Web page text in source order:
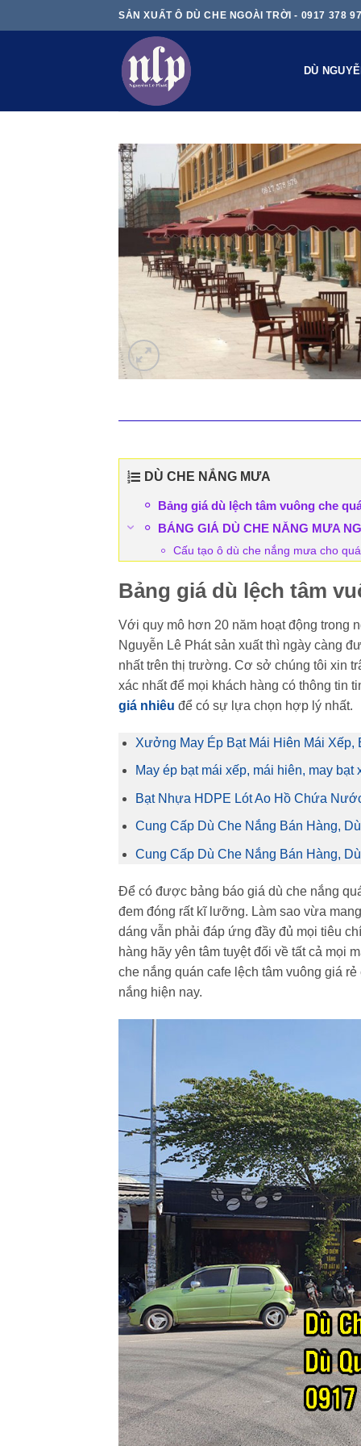
to
SẢN XUẤT Ô DÙ CHE NGOÀI TRỜI - 0917 378
DÙ
DÙ CHE NẮNG MƯA
Bảng giá dù lệch tâm vuông che
BẢNG GIÁ DÙ CHE NẮNG MƯA
Cấu tạo ô dù che nắng mưa cho
Bảng giá dù lệch tâm
Với quy mô hơn 20 năm hoạt động trong
Nguyễn Lê Phát sản xuất thì ngày càng
nhất trên thị trường. Cơ sở chúng tôi xin
xác nhất để mọi khách hàng có thông tin
giá nhiêu để có sự lựa chọn hợp lý nhất.
Xưởng May Ép Bạt Mái Hiên Mái
May ép bạt mái xếp, mái hiên, may
Bạt Nhựa HDPE Lót Ao Hồ Chứa
Cung Cấp Dù Che Nắng Bán Hàng,
Cung Cấp Dù Che Nắng Bán Hàng,
Để có được bảng báo giá dù che nắng
đem đóng rất kĩ lưỡng. Làm sao vừa
dáng vẫn phải đáp ứng đầy đủ mọi tiêu
hàng hãy yên tâm tuyệt đối về tất cả mọi
che nắng quán cafe lệch tâm vuông giá
nắng hiện nay.